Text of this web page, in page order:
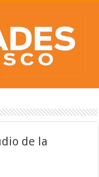
de la